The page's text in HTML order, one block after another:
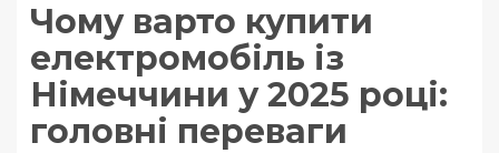
Чому варто купити
електромобіль із
Німеччини у 2025 році:
головні переваги